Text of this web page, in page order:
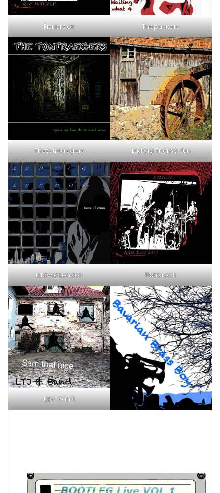
Fishbrook Thepunkers
Thetontraegers Ludwig Thoma Jun
Ludwig London Fishbrook
Ltj & Vand